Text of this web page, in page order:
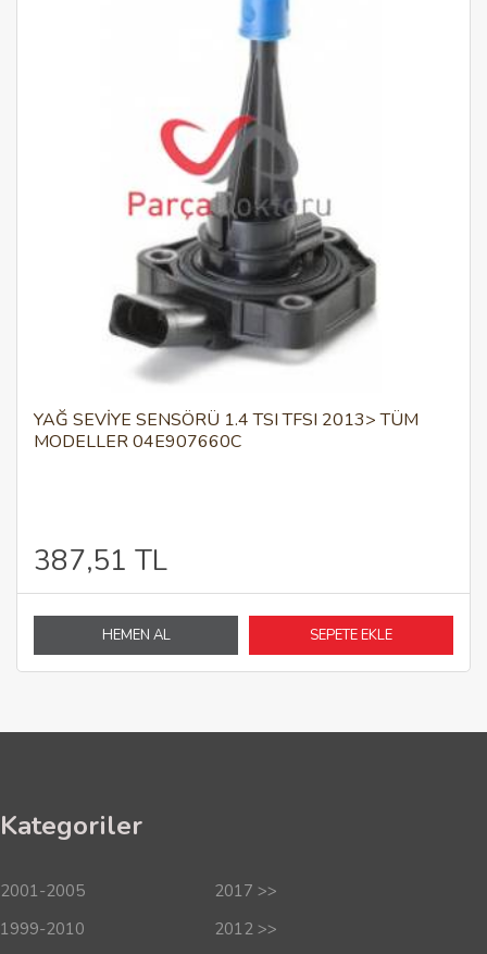
YAĞ SEVIYE SENSÖRÜ 1.4 TSI TFSI 2013> TÜM
MODELLER 04E907660C
387,51 TL
HEMEN AL SEPETE EKLE
Kategoriler
2001-2005
2017 >>
1999-2010
2012 >>